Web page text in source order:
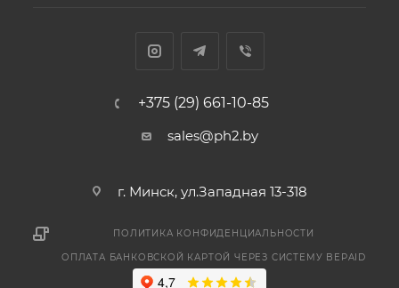
+375 (29) 661-10-85
sales@ph2.by
г. Минск, ул.Западная 13-318
ПОЛИТИКА КОНФИДЕНЦИАЛЬНОСТИ
ОПЛАТА БАНКОВСКОЙ КАРТОЙ ЧЕРЕЗ СИСТЕМУ BEPAID